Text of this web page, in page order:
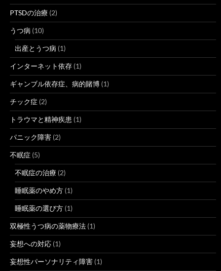
PTSDの治療 (2)
うつ病 (10)
出産とうつ病 (1)
インターネット依存 (1)
ギャンブル依存症、病的賭博 (1)
チック症 (2)
トラウマと精神疾患 (1)
パニック障害 (2)
不眠症 (5)
不眠症の治療 (2)
睡眠薬のやめ方 (1)
睡眠薬の選び方 (1)
双極性うつ病の薬物療法 (1)
妄想への対応 (1)
妄想性パーソナリティ障害 (1)